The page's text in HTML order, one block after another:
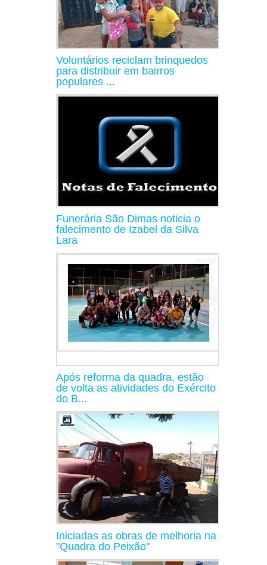
Voluntários reciclam brinquedos
para distribuir em bairros
populares ...
Funerária São Dimas noticia o
falecimento de Izabel da Silva
Lara
Após reforma da quadra, estão
de volta as atividades do Exército
do B...
Iniciadas as obras de melhoria na
"Quadra do Peixão"